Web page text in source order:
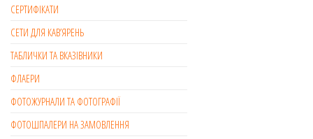
СЕРТИФІКАТИ
СЕТИ ДЛЯ КАВ’ЯРЕНЬ
ТАБЛИЧКИ ТА ВКАЗІВНИКИ
ФЛАЕРИ
ФОТОЖУРНАЛИ ТА ФОТОГРАФІЇ
ФОТОШПАЛЕРИ НА ЗАМОВЛЕННЯ